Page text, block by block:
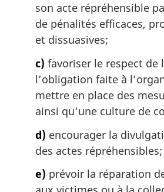
son acte répréhensible
de pénalités efficaces,
et dissuasives;
c) favoriser le respect de
l’obligation faite à
mettre en place des
ainsi qu’une culture de
d) encourager la
des actes répréhensibles;
e) prévoir la réparation